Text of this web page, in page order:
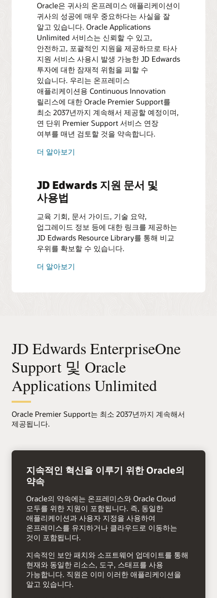
Oracle은 귀사의 온프레미스 애플리케이션이
귀사의 성공에 매우 중요하다는 사실을 잘
알고 있습니다. Oracle Applications
Unlimited 서비스는 신뢰할 수 있고,
안전하고, 포괄적인 지원을 제공하므로 타사
지원 서비스 사용시 발생 가능한 JD Edwards
투자에 대한 잠재적 위험을 피할 수
있습니다. 우리는 온프레미스
애플리케이션용 Continuous Innovation
릴리스에 대한 Oracle Premier Support를
최소 2037년까지 계속해서 제공할 예정이며,
연 단위 Premier Support 서비스 연장
여부를 매년 검토할 것을 약속합니다.
더 알아보기
JD Edwards 지원 문서 및
사용법
교육 기회, 문서 가이드, 기술 요약,
업그레이드 정보 등에 대한 링크를 제공하는
JD Edwards Resource Library를 통해 비교
우위를 확보할 수 있습니다.
더 알아보기
JD Edwards EnterpriseOne
Support 및 Oracle
Applications Unlimited
Oracle Premier Support는 최소 2037년까지 계속해서
제공됩니다.
지속적인 혁신을 이루기 위한 Oracle의
약속
Oracle의 약속에는 온프레미스와 Oracle Cloud
모두를 위한 지원이 포함됩니다. 즉, 동일한
애플리케이션과 사용자 지정을 사용하여
온프레미스를 유지하거나 클라우드로 이동하는
것이 포함됩니다.
지속적인 보안 패치와 소프트웨어 업데이트를 통해
현재와 동일한 리소스, 도구, 스태프를 사용
가능합니다. 직원은 이미 이러한 애플리케이션을
알고 있습니다.
오른쪽